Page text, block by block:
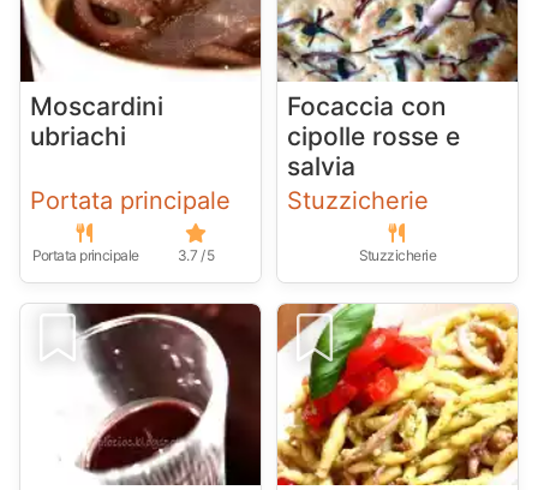
Moscardini
ubriachi
Portata principale
Portata principale 3.7 / 5
Focaccia con
cipolle rosse e
salvia
Stuzzicherie
Stuzzicherie